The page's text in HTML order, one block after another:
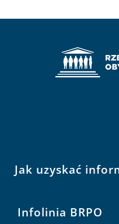
Jak uzyskać
Infolinia BRPO